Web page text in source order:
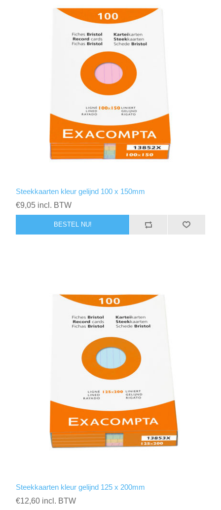
Steekkaarten kleur gelijnd 100 x 150mm
€9,05 incl. BTW
Steekkaarten kleur gelijnd 125 x 200mm
€12,60 incl. BTW